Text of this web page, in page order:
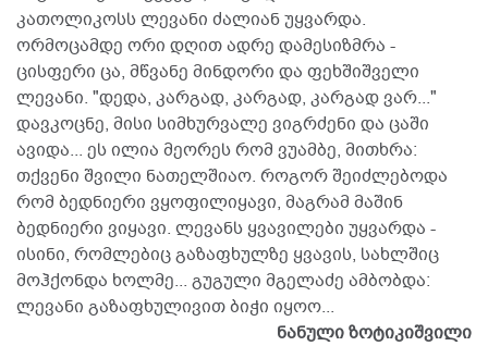
კათოლიკოსს ლევანი ძალიან უყვარდა.
ორმოცამდე ორი დღით ადრე დამესიზმრა -
ცისფერი ცა, მწვანე მინდორი და ფეხშიშველი
ლევანი. "დედა, კარგად, კარგად, კარგად ვარ..."
დავკოცნე, მისი სიმხურვალე ვიგრძენი და ცაში
ავიდა... ეს ილია მეორეს რომ ვუამბე, მითხრა:
თქვენი შვილი ნათელშიაო. როგორ შეიძლებოდა
რომ ბედნიერი ვყოფილიყავი, მაგრამ მაშინ
ბედნიერი ვიყავი. ლევანს ყვავილები უყვარდა -
ისინი, რომლებიც გაზაფხულზე ყვავის, სახლშიც
მოჰქონდა ხოლმე... გუგული მგელაძე ამბობდა:
ლევანი გაზაფხულივით ბიჭი იყოო...
ნანული ზოტიკიშვილი